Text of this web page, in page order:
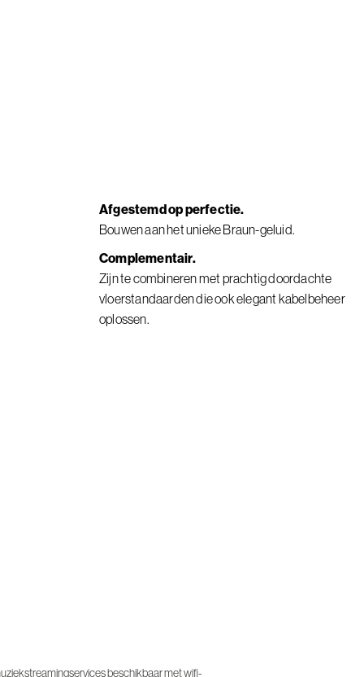
Afgestemd op perfectie.
Bouwen aan het unieke Braun-geluid.
Complementair.
Zijn te combineren met prachtig doordachte
vloerstandaarden die ook elegant kabelbeheer
oplossen.
beschikbaar met wifi-